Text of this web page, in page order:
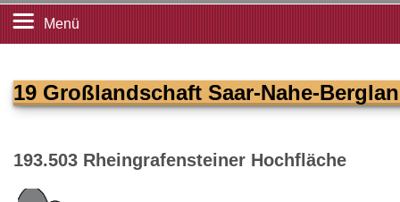
Menü
Landschaftsleitbilder
Großlandschaften
19 Großlandschaft Saar-Nahe-
193.503 Rheingrafensteiner Hochfläche